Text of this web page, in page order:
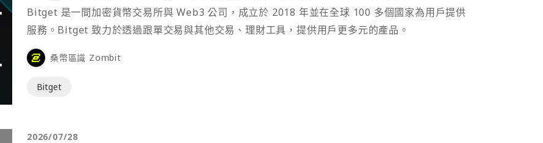
Bitget 是一間加密貨幣交易所與 Web3 公司，成立於 2018 年並在全球 100 多個國家為用戶提供
服務。Bitget 致力於透過跟單交易與其他交易、理財工具，提供用戶更多元的產品。
桑幣區識 Zombit
Bitget
2026/07/28